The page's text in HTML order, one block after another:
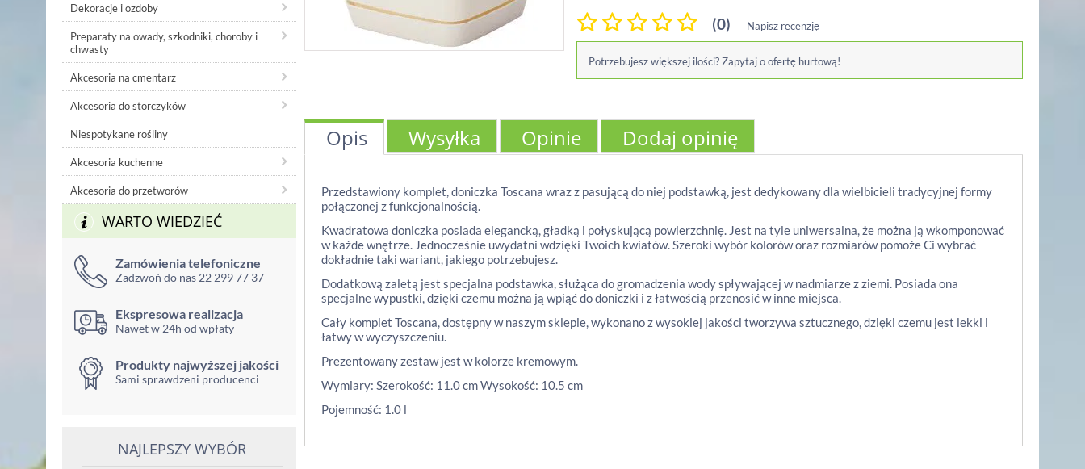
Dekoracje i ozdoby
Preparaty na owady, szkodniki, choroby i
chwasty
Akcesoria na cmentarz
Akcesoria do storczyków
Niespotykane rośliny
Akcesoria kuchenne
Akcesoria do przetworów
WARTO WIEDZIEĆ
Zamówienia telefoniczne
Zadzwoń do nas 22 299 77 37
Ekspresowa realizacja
Nawet w 24h od wpłaty
Produkty najwyższej jakości
Sami sprawdzeni producenci
NAJLEPSZY WYBÓR
(0) Napisz recenzję
Potrzebujesz większej ilości? Zapytaj o ofertę hurtową!
Opis Wysyłka Opinie Dodaj opinię
Przedstawiony komplet, doniczka Toscana wraz z pasującą do niej podstawką, jest dedykowany dla wielbicieli tradycyjnej formy
połączonej z funkcjonalnością.
Kwadratowa doniczka posiada elegancką, gładką i połyskującą powierzchnię. Jest na tyle uniwersalna, że można ją wkomponować
w każde wnętrze. Jednocześnie uwydatni wdzięki Twoich kwiatów. Szeroki wybór kolorów oraz rozmiarów pomoże Ci wybrać
dokładnie taki wariant, jakiego potrzebujesz.
Dodatkową zaletą jest specjalna podstawka, służąca do gromadzenia wody spływającej w nadmiarze z ziemi. Posiada ona
specjalne wypustki, dzięki czemu można ją wpiąć do doniczki i z łatwością przenosić w inne miejsca.
Cały komplet Toscana, dostępny w naszym sklepie, wykonano z wysokiej jakości tworzywa sztucznego, dzięki czemu jest lekki i
łatwy w wyczyszczeniu.
Prezentowany zestaw jest w kolorze kremowym.
Wymiary: Szerokość: 11.0 cm Wysokość: 10.5 cm
Pojemność: 1.0 l